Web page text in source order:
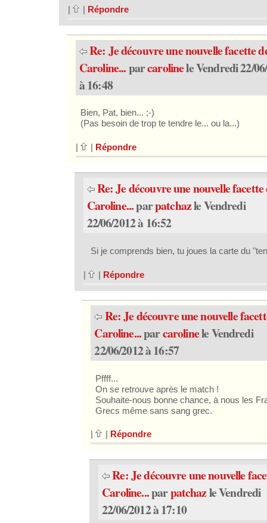
| | Répondre
Re: Je découvre une nouvelle facette
Caroline...parcarolinele Vendredi 22/
à 16:48
Bien, Pat, bien... ;-)
(Pas besoin de trop te tendre le... ou la...)
| | Répondre
Re: Je découvre une nouvelle facette
Caroline...parpatchazle Vendredi
22/06/2012 à 16:52
Si je comprends bien, tu joues la carte du
| | Répondre
Re: Je découvre une nouvelle
Caroline...parcarolinele Vendredi
22/06/2012 à 16:57
Pffff...
On se retrouve après le match !
Souhaite-nous bonne chance, à nous les
Grecs même sans sang grec.
| | Répondre
Re: Je découvre une nouvelle
Caroline...parpatchazle Vendredi
22/06/2012 à 17:10